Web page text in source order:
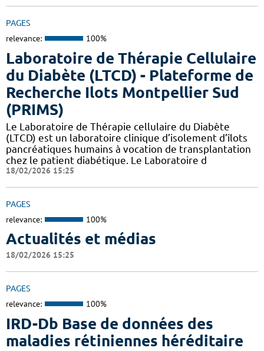
PAGES
relevance: 100%
Laboratoire de Thérapie Cellulaire
du Diabète (LTCD) - Plateforme de
Recherche Ilots Montpellier Sud
(PRIMS)
Le Laboratoire de Thérapie cellulaire du Diabète
(LTCD) est un laboratoire clinique d’isolement d’îlots
pancréatiques humains à vocation de transplantation
chez le patient diabétique. Le Laboratoire d
18/02/2026 15:25
PAGES
relevance: 100%
Actualités et médias
18/02/2026 15:25
PAGES
relevance: 100%
IRD-Db Base de données des
maladies rétiniennes héréditaire